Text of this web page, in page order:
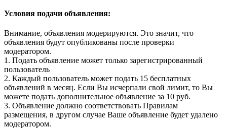
Условия подачи объявления:
Внимание, объявления модерируются. Это значит, что
объявления будут опубликованы после проверки
модератором.
1. Подать объявление может только зарегистрированный
пользователь
2. Каждый пользователь может подать 15 бесплатных
объявлений в месяц. Если Вы исчерпали свой лимит, то Вы
можете подать дополнительное объявление за 10 руб.
3. Объявление должно соответствовать Правилам
размещения, в другом случае Ваше объявление будет удалено
модератором.